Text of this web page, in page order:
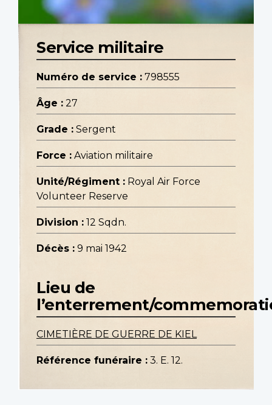
Service militaire
Numéro de service : 798555
Âge : 27
Grade : Sergent
Force : Aviation militaire
Unité/Régiment : Royal Air Force
Volunteer Reserve
Division : 12 Sqdn.
Décès : 9 mai 1942
Lieu de
l’enterrement/
CIMETIÈRE DE GUERRE DE KIEL
Référence funéraire : 3. E. 12.